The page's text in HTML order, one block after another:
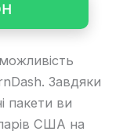
Завдяки
пакети ви
США на